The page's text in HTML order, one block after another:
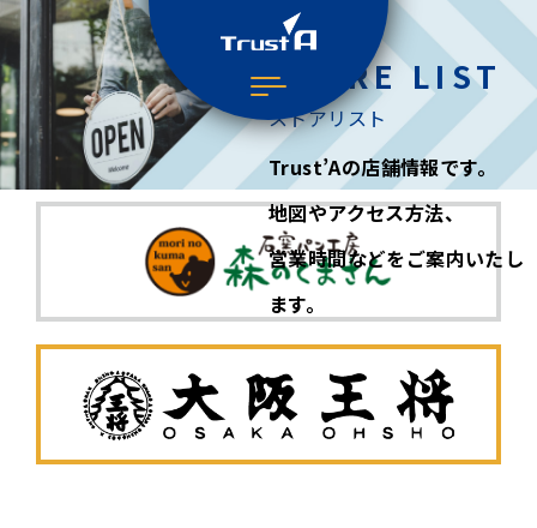
STORE LIST
ストアリスト
Trust’Aの店舗情報です。
地図やアクセス方法、
営業時間などをご案内いたし
ます。